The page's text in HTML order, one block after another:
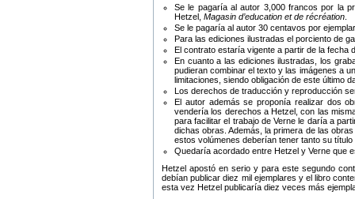
Se le pagaría al autor 3,000 francos por la
Hetzel, Magasin d’education et de récréation
Se le pagaría al autor 30 centavos por
Para las ediciones ilustradas el porciento de
El contrato estaría vigente a partir de la fecha
En cuanto a las ediciones ilustradas, los
pudieran combinar el texto y las imágenes a
limitaciones, siendo obligación de este último
Los derechos de traducción y reproducción
El autor además se proponía realizar dos
vendería los derechos a Hetzel, con las
para facilitar el trabajo de Verne le daría a
dichas obras. Además, la primera de las
estos volúmenes deberían tener tanto su
Quedaría acordado entre Hetzel y Verne que
Hetzel apostó en serio y para este segundo
debían publicar diez mil ejemplares y el libro
esta vez Hetzel publicaría diez veces más